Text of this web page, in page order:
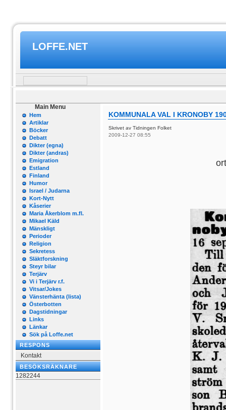
LOFFE.NET
Main Menu
Hem
Artiklar
Böcker
Debatt
Dikter (egna)
Dikter (andras)
Emigration
Estland
Finland
Humor
Israel / Judarna
Kort-Nytt
Kåserier
Maria Åkerblom m.fl.
Mikael Käld
Mänskligt
Perioder
Religion
Sekretess
Släktforskning
Steyr bilar
Terjärv
Vi i Terjärv r.f.
Vitsar/Jokes
Vänsterhänta (lista)
Österbotten
Dagstidningar
Links
Länkar
Sök på Loffe.net
RESPONS
Kontakt
BESÖKSRÄKNARE
1282244
KOMMUNALA VAL I KRONOBY
Skrivet av Tidningen Folket
2009-12-27 08:55